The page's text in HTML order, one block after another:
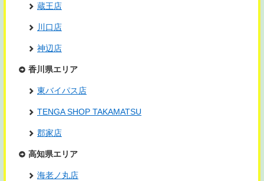
蔵王店
川口店
神辺店
香川県エリア
東バイパス店
TENGA SHOP TAKAMATSU
郡家店
高知県エリア
海老ノ丸店